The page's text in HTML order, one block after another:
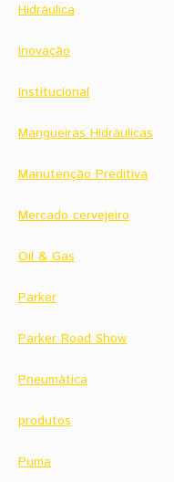
Hidráulica
Inovação
Institucional
Mangueiras Hidráulicas
Manutenção Preditiva
Mercado cervejeiro
Oil & Gas
Parker
Parker Road Show
Pneumática
produtos
Puma